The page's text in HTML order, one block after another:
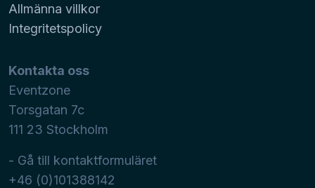
Allmänna villkor
Integritetspolicy
Kontakta oss
Eventzone
Torsgatan 7c
111 23 Stockholm
- Gå till kontaktformuläret
+46 (0)101388142